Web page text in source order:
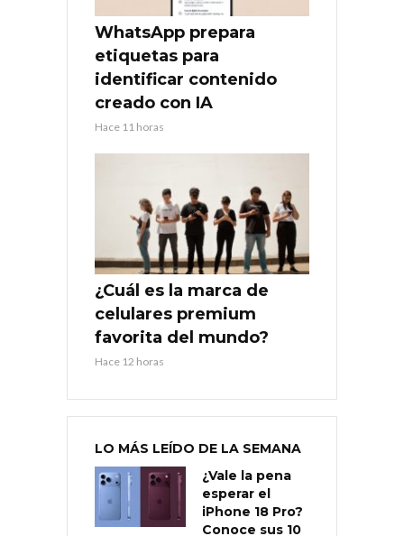
WhatsApp prepara
etiquetas para
identificar contenido
creado con IA
Hace 11 horas
¿Cuál es la marca de
celulares premium
favorita del mundo?
Hace 12 horas
LO MÁS LEÍDO DE LA SEMANA
¿Vale la pena
esperar el
iPhone 18 Pro?
Conoce sus 10